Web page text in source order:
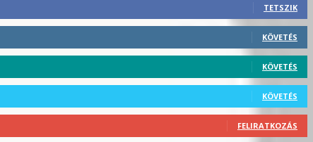
TETSZIK
KÖVETÉS
KÖVETÉS
KÖVETÉS
FELIRATKOZÁS